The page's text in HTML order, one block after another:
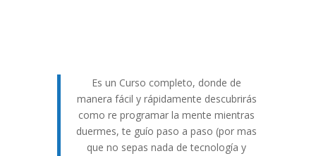
Es un Curso completo, donde de
manera fácil y rápidamente descubrirás
como re programar la mente mientras
duermes, te guío paso a paso (por mas
que no sepas nada de tecnología y